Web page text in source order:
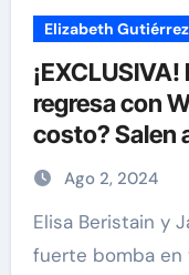
Elizabeth Gutiérrez
regresa con
costo? Salen
Ago 2, 2024
Elisa Beristain y Javier Ceriani soltaron una
fuerte bomba en